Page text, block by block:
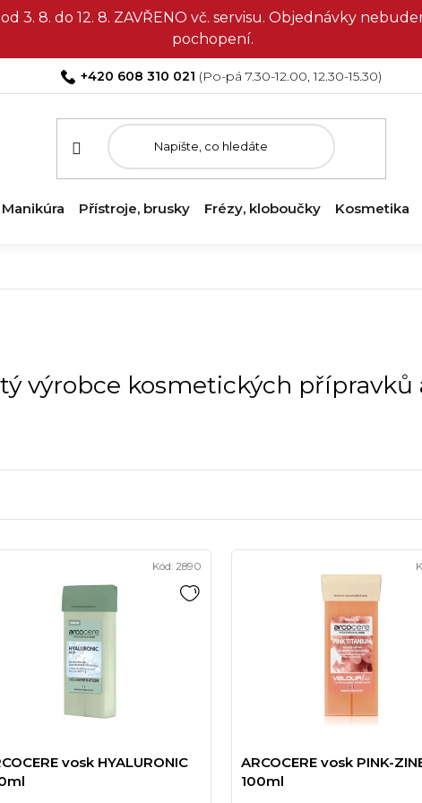
3. 8. do 12. 8. ZAVŘENO vč. servisu. Objednávky
pochopení.
+420 608 310 021
Manikúra Přístroje, brusky Frézy, kloboučky Kosmetika
výrobce kosmetických přípravků
vosk HYALURONIC
Kód: 2890
ARCOCERE vosk PINK-
100ml